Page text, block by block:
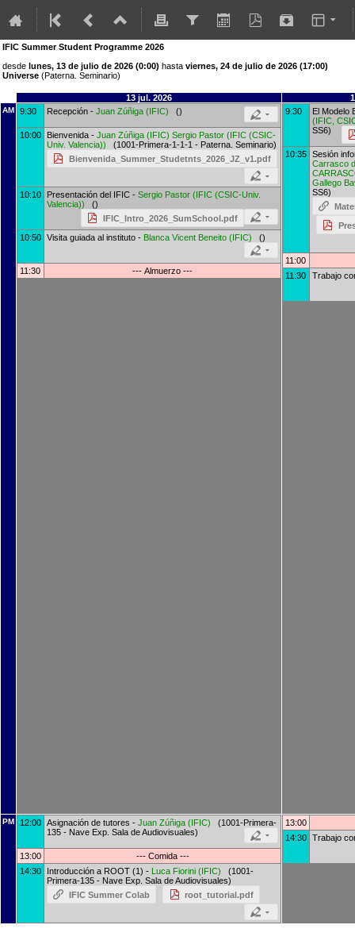
IFIC Summer Student Programme 2026
desde lunes, 13 de julio de 2026 (0:00) hasta viernes, 24 de julio de 2026 (17:00)
Universe (Paterna. Seminario)
13 jul. 2026
AM 9:30 Recepción - Juan Zúñiga (IFIC) ()
10:00 Bienvenida - Juan Zúñiga (IFIC) Sergio Pastor (IFIC (CSIC-
Univ. Valencia)) (1001-Primera-1-1-1 - Paterna. Seminario)
Bienvenida_Summer_Studetnts_2026_JZ_v1.pdf
10:10 Presentación del IFIC - Sergio Pastor (IFIC (CSIC-Univ.
Valencia)) ()
IFIC_Intro_2026_SumSchool.pdf
10:50 Visita guiada al instituto - Blanca Vicent Beneito (IFIC) ()
11:30 --- Almuerzo ---
9:30
El Modelo
(IFIC,
SS6)
10:35 Sesión
Carrasco
Gallego
SS6)
11:00
11:30
Trabajo
PM 12:00 Asignación de tutores - Juan Zúñiga (IFIC) (1001-Primera-
135 - Nave Exp. Sala de Audiovisuales)
13:00
--- Comida ---
14:30
Introducción a ROOT (1) - Luca Fiorini (IFIC) (1001-
Primera-135 - Nave Exp. Sala de Audiovisuales)
IFIC Summer Colab
root_tutorial.pdf
13:00
14:30 Trabajo